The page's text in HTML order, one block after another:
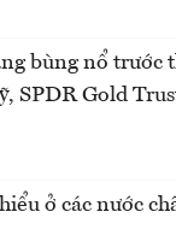
bùng nổ trước
SPDR Gold
ở các nước